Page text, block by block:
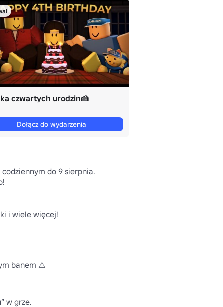
czwartych urodzin🍰
Dołącz do wydarzenia
do 9 sierpnia.
i wiele więcej!
banem ⚠️
w grze.